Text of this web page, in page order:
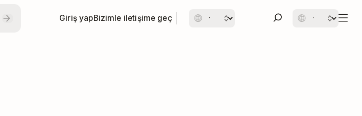
Giriş yapBizimle iletişime geç